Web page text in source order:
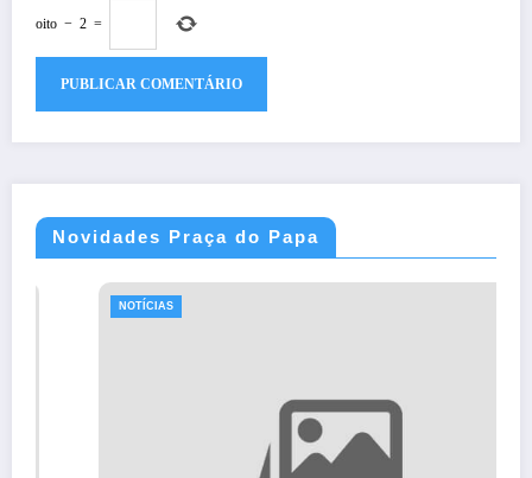
oito − 2 =
Novidades Praça do Papa